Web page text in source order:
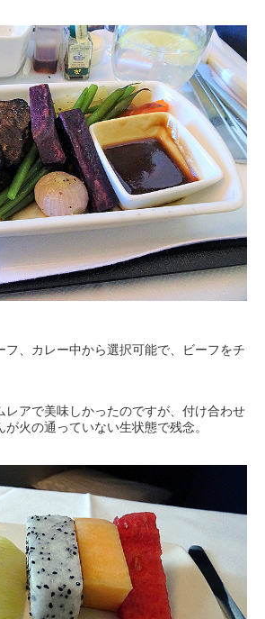
フ、カレー中から選択可能で、ビーフをチ
レアで美味しかったのですが、付け合わせ
火の通っていない生状態で残念。